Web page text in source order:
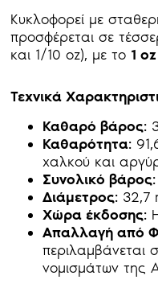
Κυκλοφορεί με
προσφέρεται σε
και 1/10 oz), με το 1 oz
Τεχνικά
Καθαρό βάρος:
Καθαρότητα:
χαλκού και
Συνολικό βάρος
Διάμετρος: 32,7
Χώρα έκδοσης:
Απαλλαγή από
περιλαμβάνεται
νομισμάτων της